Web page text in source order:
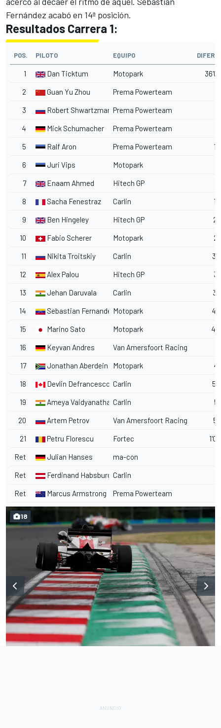
Fernández acabó en 14ª posición.
Resultados Carrera 1:
POS. PILOTO EQUIPO
1 Dan Ticktum Motopark
2 Guan Yu Zhou Prema Powerteam
3 Robert Shwartzman Prema Powerteam
4 Mick Schumacher Prema Powerteam
5 Ralf Aron Prema Powerteam
6 Juri Vips Motopark
7 Enaam Ahmed Hitech GP
8 Sacha Fenestraz Carlin
9 Ben Hingeley Hitech GP
10 Fabio Scherer Motopark
11 Nikita Troitskiy Carlin
12 Alex Palou Hitech GP
13 Jehan Daruvala Carlin
14 Sebastian FernandezMotopark
15 Marino Sato Motopark
16 Keyvan Andres Van Amersfoort Racing
17 Jonathan Aberdein Motopark
18 Devlin Defrancesco Carlin
19 Ameya VaidyanathanCarlin
20 Artem Petrov Van Amersfoort Racing
21 Petru Florescu Fortec
Ret Julian Hanses ma-con
Ret Ferdinand Habsburg Carlin
Ret Marcus Armstrong Prema Powerteam
18